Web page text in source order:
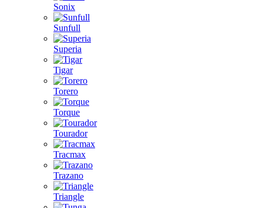
Sonix
Sunfull
Superia
Tigar
Torero
Torque
Tourador
Tracmax
Trazano
Triangle